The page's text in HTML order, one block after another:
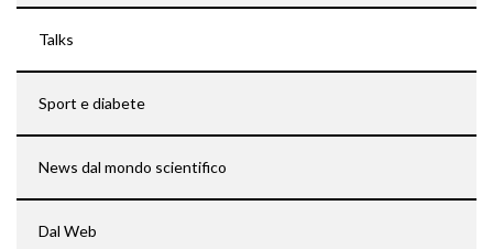
Talks
Sport e diabete
News dal mondo scientifico
Dal Web